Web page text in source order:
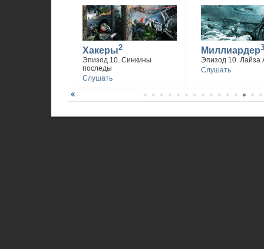
Хакеры2
Эпизод 10. Синкины
последы
Слушать
Миллиардер3
Эпизод 10. Лайза
Слушать